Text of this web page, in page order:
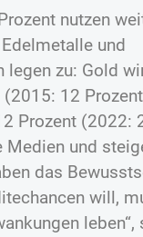
nutzen
und
legen zu: Gold
(2015: 12
Prozent (2022:
Medien und
das
will,
leben“,